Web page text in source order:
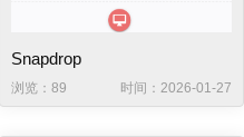
Snapdrop
浏览：89 时间：2026-01-27